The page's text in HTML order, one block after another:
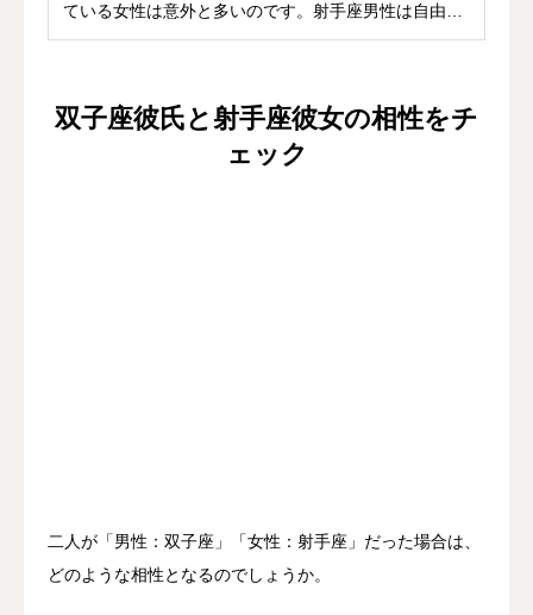
ている女性は意外と多いのです。射手座男性は自由を
愛す...
双子座彼氏と射手座彼女の相性をチ
ェック
二人が「男性：双子座」「女性：射手座」だった場合は、
どのような相性となるのでしょうか。